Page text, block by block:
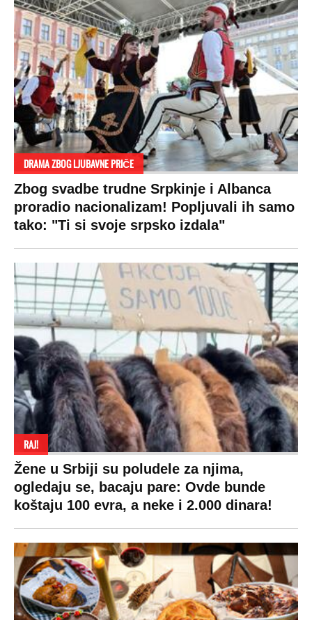
SPREMITE SE
Za posnu slavsku trpezu ove godine treba
izdvojiti ozbiljnu sumu novca: Nečija cela
plata ode na svega 20 gostiju
VESTI
Politika
Društvo
Hronika
Ekonomija
Beograd
Zasadi drvo
Kosovo
Sudbine
SHOWBIZ
Rijaliti
Zvezde
Holivud
Kviz
SPORT
Fudbal
Košarka
Tenis
Ostali sportovi
Navijači
Showtime
VIRALNO
Bizar
Svaštara
Tiktok
LIFESTYLE
Život
Stil
Zdravlje
Hi-Tech
Kultura
SVET
Planeta
Globalno zagrevanje
Hrvatska
BiH
Crna Gora
Makedonija
Auto
MONDO INC.
Impressum
Kontakt
Politika o kolačićima
Uslovi korišćenja
Politika privatnosti
Privacy policy
Terms of service